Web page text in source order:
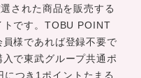
された商品を販売する
トです。TOBU POINT
様であれば登録不要で
で東武グループ共通ポ
つき1ポイントたまる